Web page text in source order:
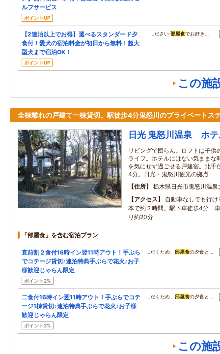
ルフサービス
ポイントUP
【2連泊以上でお得】選べるスタンダード夕
食付！愛犬の宿泊料金が初日から無料！超大
型犬まで宿泊OK！
ポイントUP
…ださい部屋食でお好き…
この施
全棟離れの戸建て一棟貸切。駅徒歩4分鬼怒川のプライベートス
日光 鬼怒川温泉 ホテ
リビングで団らん、ロフトは子供
ライフ。ホテルにはない気ままな
を気にせず過ごせる戸建宿。北千
4分。日光・鬼怒川観光の拠点
住所
栃木県日光市鬼怒川温
アクセス
自動車なしでも行
本で約２時間。駅下車徒歩4分
り約20分
「部屋食」を含む宿泊プラン
直前割２食付16時イン翌11時アウト！手ぶら
でコテージ貸切♪連泊特典手ぶらで花火♪お子
様歓迎じゃらん限定
ポイント2%
…だくため、 部屋食の夕食と…
二食付16時イン翌11時アウト！手ぶらでコテ
ージ1棟貸切♪連泊特典手ぶらで花火♪お子様
歓迎じゃらん限定
ポイント2%
…だくため、 部屋食の夕食と…
この施